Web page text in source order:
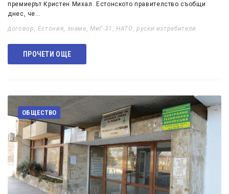
премиерът Кристен Михал. Естонското правителство съобщи
днес, че…
договор, Естония, знаме,МиГ-31 ,НАТО, руски изтребители
ПРОЧЕТИ ОЩЕ
ОБЩЕСТВО